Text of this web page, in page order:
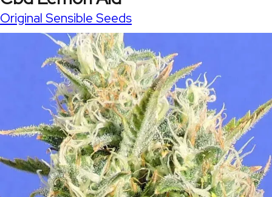
Original Sensible Seeds